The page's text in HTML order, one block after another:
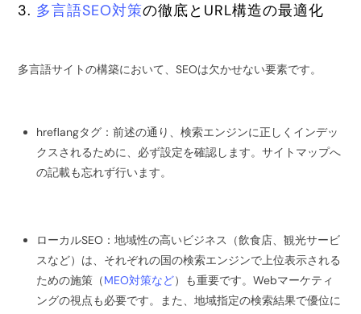
3. 多言語SEO対策の徹底とURL構造の最適化
多言語サイトの構築において、SEOは欠かせない要素です。
hreflangタグ：前述の通り、検索エンジンに正しくインデッ
クスされるために、必ず設定を確認します。サイトマップへ
の記載も忘れず行います。
ローカルSEO：地域性の高いビジネス（飲食店、観光サービ
スなど）は、それぞれの国の検索エンジンで上位表示される
ための施策（MEO対策など）も重要です。Webマーケティ
ングの視点も必要です。また、地域指定の検索結果で優位に